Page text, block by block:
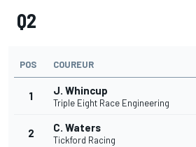
Q2
POS COUREUR
1 J. Whincup
Triple Eight Race Engineering
2 C. Waters
Tickford Racing